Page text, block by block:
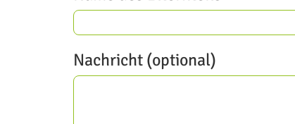
Nachricht (optional)